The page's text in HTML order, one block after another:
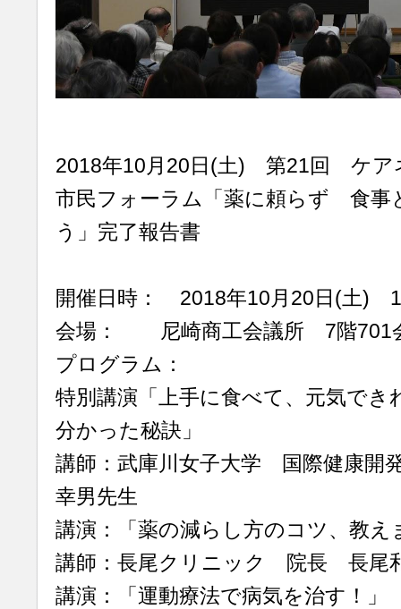
2018年10月20日(土) 第21回 ケア
市民フォーラム「薬に頼らず 食事
う」完了報告書
開催日時： 2018年10月20日(土)
会場： 尼崎商工会議所 7階701
プログラム：
特別講演「上手に食べて、元気で
分かった秘訣」
講師：武庫川女子大学 国際健康
幸男先生
講演：「薬の減らし方のコツ、教え
講師：長尾クリニック 院長 長尾
講演：「運動療法で病気を治す！」